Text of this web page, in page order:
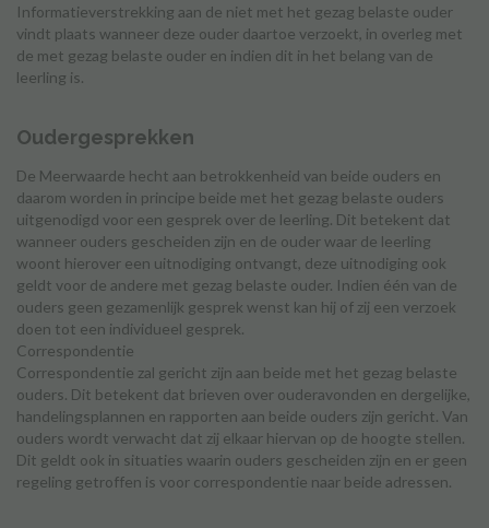
Informatieverstrekking aan de niet met het gezag belaste ouder
vindt plaats wanneer deze ouder daartoe verzoekt, in overleg met
de met gezag belaste ouder en indien dit in het belang van de
leerling is.
Oudergesprekken
De Meerwaarde hecht aan betrokkenheid van beide ouders en
daarom worden in principe beide met het gezag belaste ouders
uitgenodigd voor een gesprek over de leerling. Dit betekent dat
wanneer ouders gescheiden zijn en de ouder waar de leerling
woont hierover een uitnodiging ontvangt, deze uitnodiging ook
geldt voor de andere met gezag belaste ouder. Indien één van de
ouders geen gezamenlijk gesprek wenst kan hij of zij een verzoek
doen tot een individueel gesprek.
Correspondentie
Correspondentie zal gericht zijn aan beide met het gezag belaste
ouders. Dit betekent dat brieven over ouderavonden en dergelijke,
handelingsplannen en rapporten aan beide ouders zijn gericht. Van
ouders wordt verwacht dat zij elkaar hiervan op de hoogte stellen.
Dit geldt ook in situaties waarin ouders gescheiden zijn en er geen
regeling getroffen is voor correspondentie naar beide adressen.